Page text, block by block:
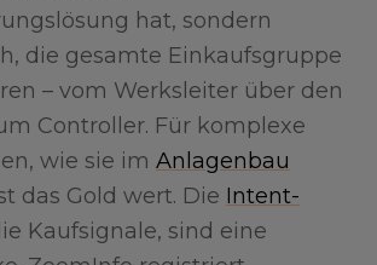
hat, sondern
die gesamte Einkaufsgruppe
– vom Werksleiter über den
Controller. Für komplexe
wie sie im Anlagenbau
das Gold wert. Die Intent-
Kaufsignale, sind eine